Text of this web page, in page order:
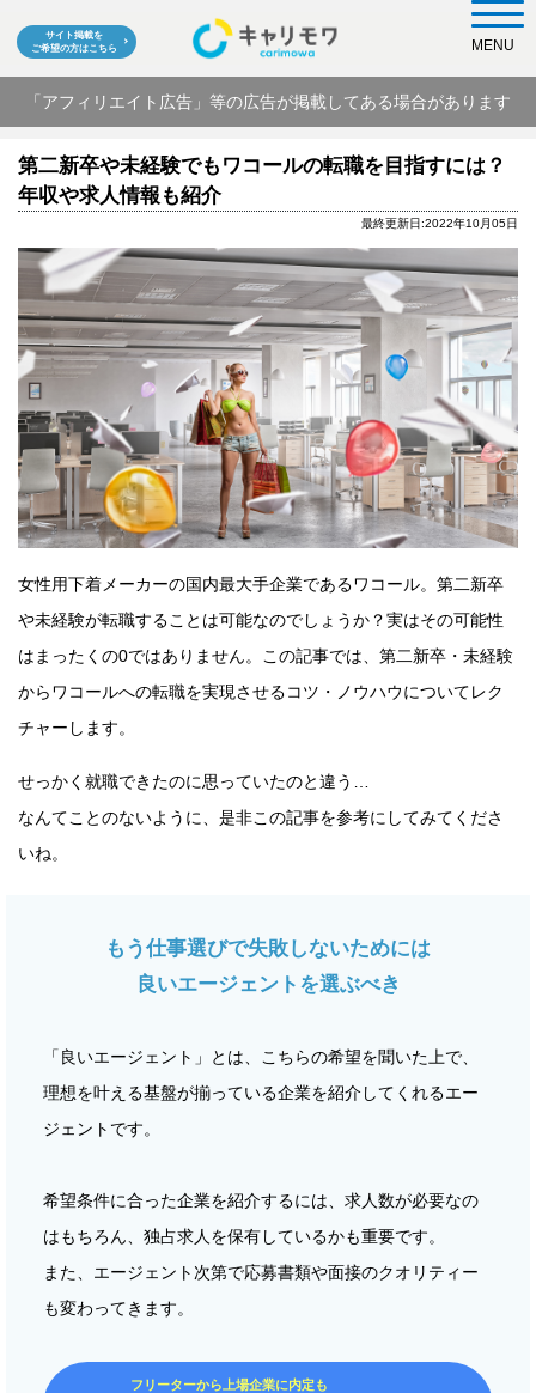
サイト掲載を
ご希望の方はこちら
「アフィリエイト広告」等の広告が掲載してある場合があります
MENU
第二新卒や未経験でもワコールの転職を目指すには？
年収や求人情報も紹介
最終更新日:2022年10月05日
女性用下着メーカーの国内最大手企業であるワコール。第二新卒
や未経験が転職することは可能なのでしょうか？実はその可能性
はまったくの0ではありません。この記事では、第二新卒・未経験
からワコールへの転職を実現させるコツ・ノウハウについてレク
チャーします。
せっかく就職できたのに思っていたのと違う…
なんてことのないように、是非この記事を参考にしてみてくださ
いね。
もう仕事選びで失敗しないためには
良いエージェントを選ぶべき
「良いエージェント」とは、こちらの希望を聞いた上で、
理想を叶える基盤が揃っている企業を紹介してくれるエー
ジェントです。
希望条件に合った企業を紹介するには、求人数が必要なの
はもちろん、独占求人を保有しているかも重要です。
また、エージェント次第で応募書類や面接のクオリティー
も変わってきます。
フリーターから上場企業に内定も